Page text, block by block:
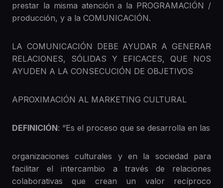
prestar la misma atención a la PROGRAMACIÓN /
producción, y a la COMUNICACIÓN.
LA COMUNICACIÓN DEBE AYUDAR A GENERAR
RELACIONES, SÓLIDAS Y EFICACES, QUE NOS
AYUDEN A LA CONSECUCIÓN DE OBJETIVOS
APROXIMACIÓN AL MARKETING CULTURAL
DEFINICIÓN: “Es el proceso que se desarrolla en las
organizaciones culturales y en la sociedad para
facilitar el intercambio a través de relaciones
colaborativas que crean un valor recíproco